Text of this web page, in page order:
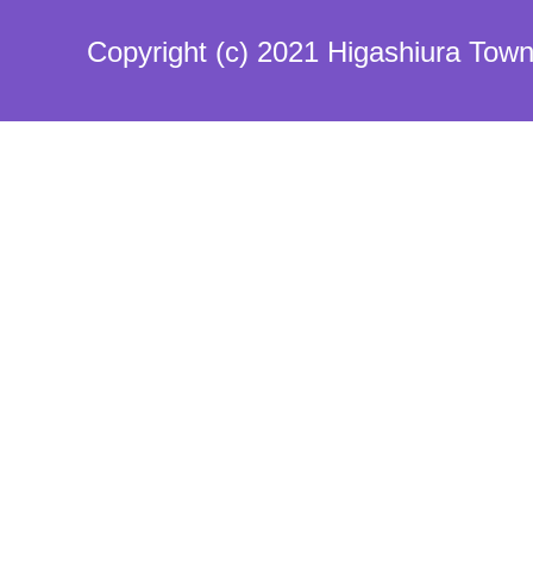
Copyright (c) 2021 Higashiura